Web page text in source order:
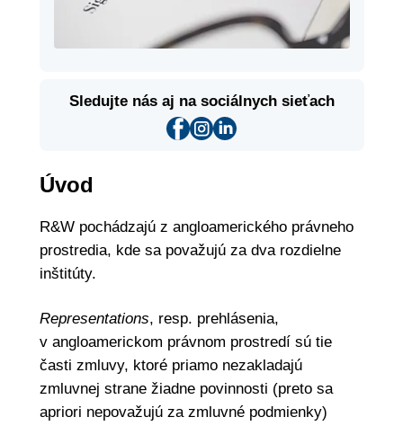
Sledujte nás aj na sociálnych sieťach
Úvod
R&W pochádzajú z angloamerického právneho
prostredia, kde sa považujú za dva rozdielne
inštitúty.
Representations, resp. prehlásenia,
v angloamerickom právnom prostredí sú tie
časti zmluvy, ktoré priamo nezakladajú
zmluvnej strane žiadne povinnosti (preto sa
apriori nepovažujú za zmluvné podmienky)